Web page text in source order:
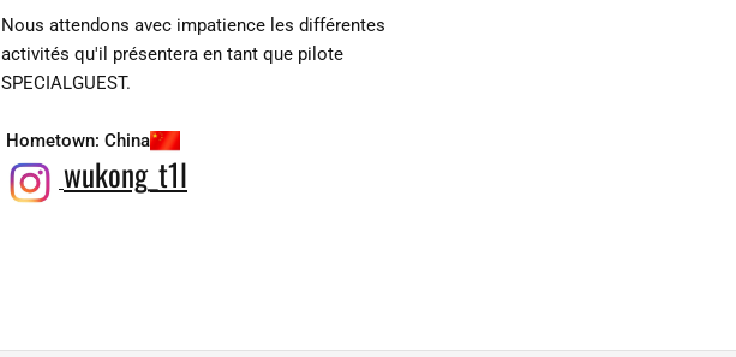
Nous attendons avec impatience les différentes
activités qu'il présentera en tant que pilote
SPECIALGUEST.
Hometown: China
wukong_t1l